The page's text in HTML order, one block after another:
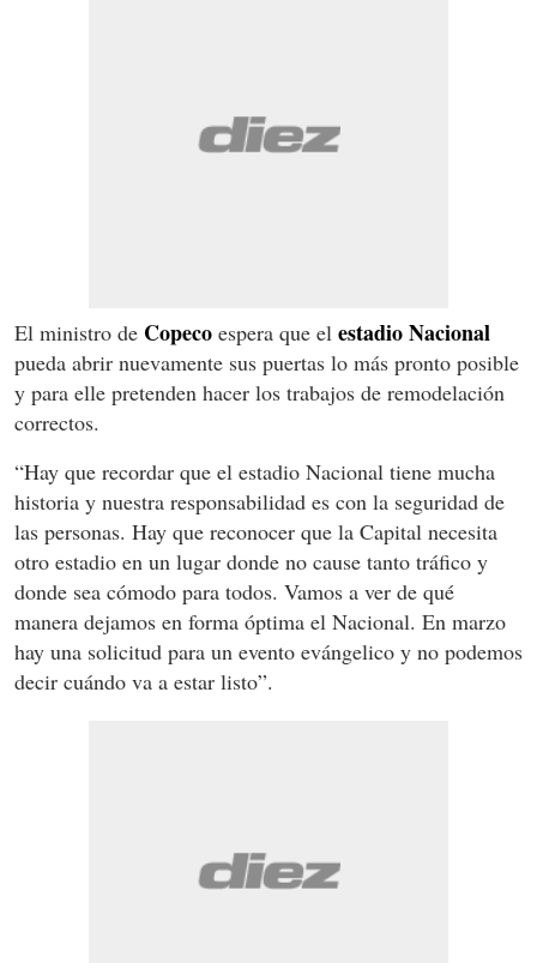
El ministro de Copeco espera que el estadio Nacional
pueda abrir nuevamente sus puertas lo más pronto posible
y para elle pretenden hacer los trabajos de remodelación
correctos.
“Hay que recordar que el estadio Nacional tiene mucha
historia y nuestra responsabilidad es con la seguridad de
las personas. Hay que reconocer que la Capital necesita
otro estadio en un lugar donde no cause tanto tráfico y
donde sea cómodo para todos. Vamos a ver de qué
manera dejamos en forma óptima el Nacional. En marzo
hay una solicitud para un evento evángelico y no podemos
decir cuándo va a estar listo”.